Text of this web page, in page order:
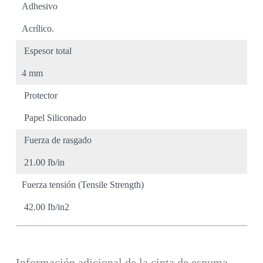
Adhesivo
Acrílico.
Espesor total
4 mm
Protector
Papel Siliconado
Fuerza de rasgado
21.00 Ib/in
Fuerza tensión (Tensile Strength)
42.00 Ib/in2